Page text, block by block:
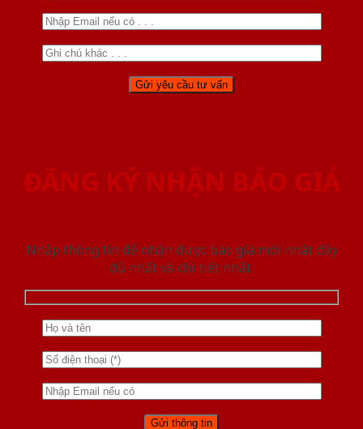
ĐĂNG KÝ NHẬN BÁO GIÁ
Nhập thông tin để nhận được báo giá mới nhât đầy
đủ nhất và chi tiết nhất.